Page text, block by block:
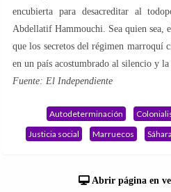
encubierta para desacreditar al
Abdellatif Hammouchi. Sea quien sea,
que los secretos del régimen marroquí
en un país acostumbrado al silencio y la
Fuente: El Independiente
Autodeterminación
Justicia social
Marruecos
Abrir página en